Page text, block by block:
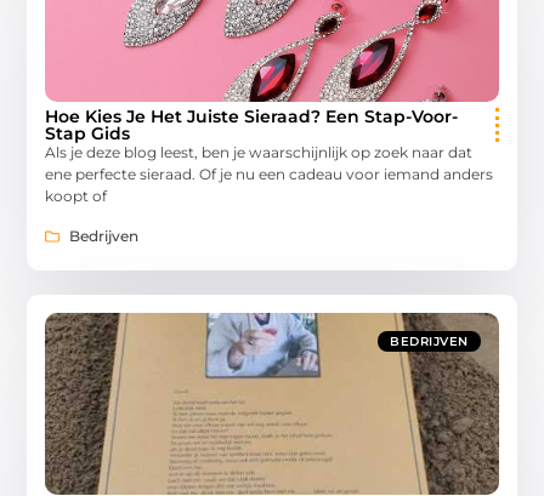
Hoe Kies Je Het Juiste Sieraad? Een Stap-Voor-
Stap Gids
Als je deze blog leest, ben je waarschijnlijk op zoek naar dat
ene perfecte sieraad. Of je nu een cadeau voor iemand anders
koopt of
Bedrijven
BEDRIJVEN